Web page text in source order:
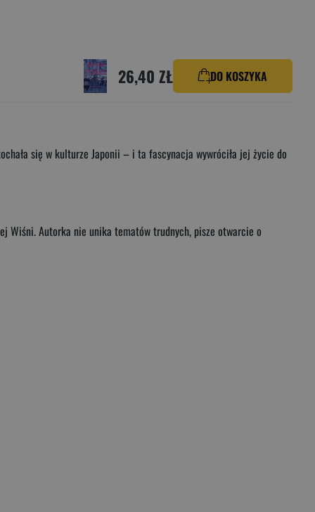
26,40 ZŁ DO KOSZYKA
się w kulturze Japonii – i ta fascynacja wywróciła jej życie do
Wiśni. Autorka nie unika tematów trudnych, pisze otwarcie o